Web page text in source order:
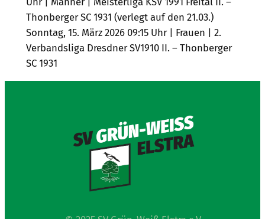
Thonberger SC 1931 (verlegt auf den 21.03.)
Sonntag, 15. März 2026 09:15 Uhr | Frauen | 2.
Verbandsliga Dresdner SV1910 II. – Thonberger
SC 1931